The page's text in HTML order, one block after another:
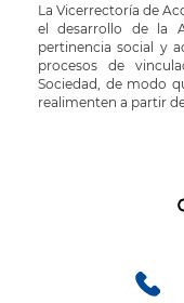
La Vicerrectoría de
el desarrollo de la
pertinencia social y
procesos de
Sociedad, de modo
realimenten a partir